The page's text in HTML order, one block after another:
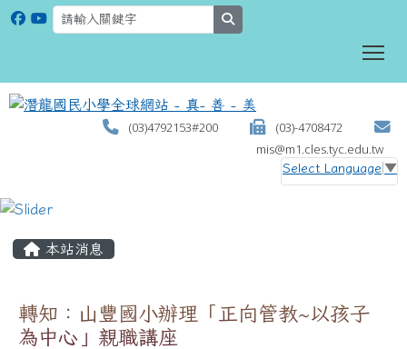
(03)4792153#200
(03)-4708472
mis@m1.cles.tyc.edu.tw
Select Language ▼
本站消息
轉知：山豐國小辦理「正向管教~以孩子
為中心」親職講座